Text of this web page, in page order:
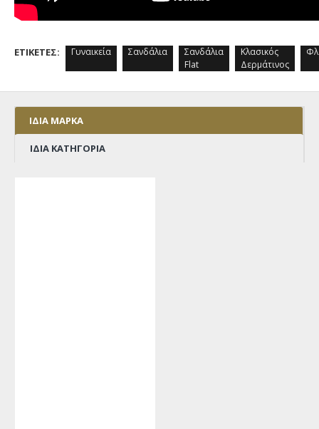
ΕΤΙΚΈΤΕΣ: Γυναικεία Σανδάλια
Σανδάλια
Flat
Κλασικός
Δερμάτινος
ΊΔΙΑ ΜΆΡΚΑ
ΊΔΙΑ ΚΑΤΗΓΟΡΊΑ